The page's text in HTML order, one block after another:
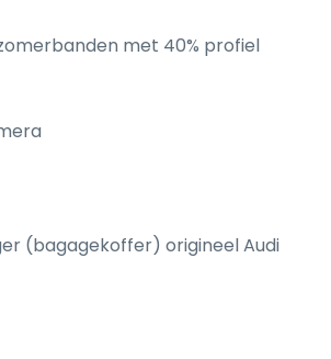
met 40% profiel
(bagagekoffer) origineel Audi